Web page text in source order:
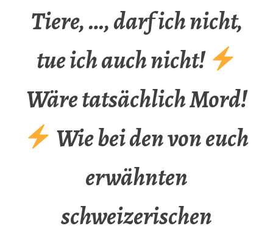
Tiere, …, darf ich nicht,
tue ich auch nicht!
Wäre tatsächlich Mord!
Wie bei den von euch
erwähnten
schweizerischen